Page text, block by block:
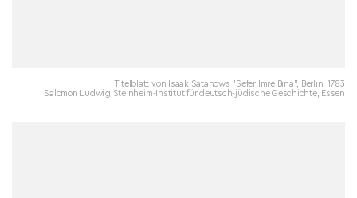
Titelblatt von Isaak Satanows "Sefer Imre Bina", Berlin, 1783
Salomon Ludwig Steinheim-Institut für deutsch-jüdische Geschichte, Essen